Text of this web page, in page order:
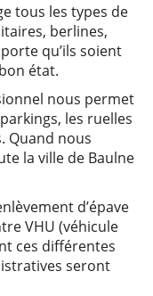
tous les types de
berlines,
qu’ils soient
état.
nous permet
les ruelles
Quand nous
la ville de Baulne
d’épave
VHU (véhicule
ces différentes
seront